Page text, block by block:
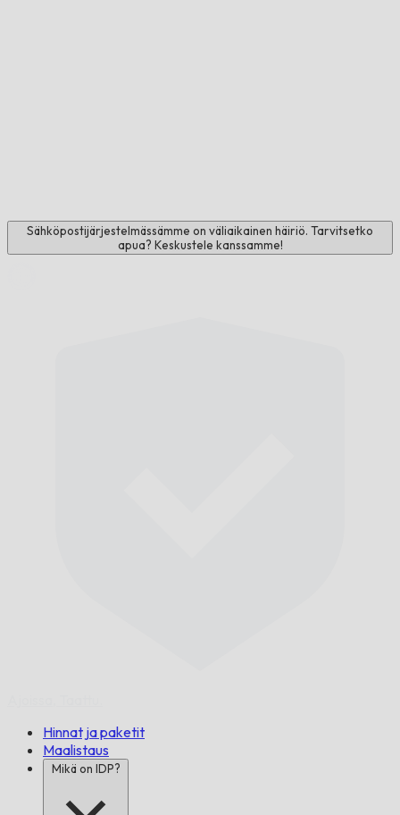
Sähköpostijärjestelmässämme on väliaikainen häiriö. Tarvitsetko
apua? Keskustele kanssamme!
Hinnat ja paketit
Maalistaus
Mikä on IDP?